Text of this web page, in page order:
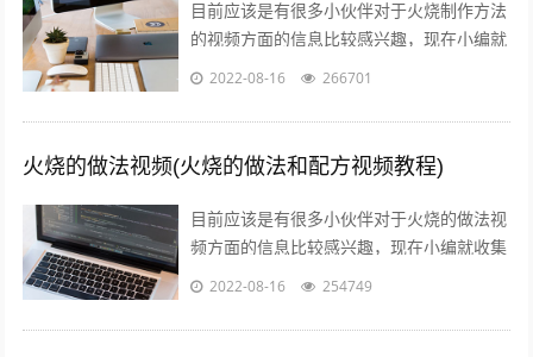
目前应该是有很多小伙伴对于火烧制作方法
的视频方面的信息比较感兴趣，现在小编就
收集了一些与叉子火烧的制作方法和视频相
2022-08-16 266701
火烧的做法视频(火烧的做法和配方视频教程)
目前应该是有很多小伙伴对于火烧的做法视
频方面的信息比较感兴趣，现在小编就收集
了一些与火烧的做法和配方视频教程相关的
2022-08-16 254749